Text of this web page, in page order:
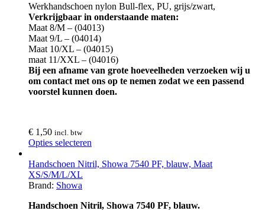
Werkhandschoen nylon Bull-flex, PU, grijs/zwart,
Verkrijgbaar in onderstaande maten:
Maat 8/M – (04013)
Maat 9/L – (04014)
Maat 10/XL – (04015)
maat 11/XXL – (04016)
Bij een afname van grote hoeveelheden verzoeken wij u
om contact met ons op te nemen zodat we een passend
voorstel kunnen doen.
€ 1,50 incl. btw
Opties selecteren
Handschoen Nitril, Showa 7540 PF, blauw, Maat
XS/S/M/L/XL
Brand: Showa
Handschoen Nitril, Showa 7540 PF, blauw.